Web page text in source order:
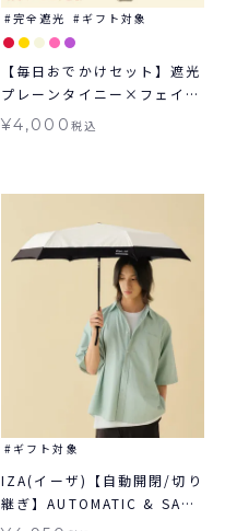
完全遮光 ギフト対象
【毎日おでかけセット】遮光
プレーンタイニー×フェイバ
リットカラー タイニーハン
¥4,000 税込
ギフト対象
IZA(イーザ)【自動開閉/切り
継ぎ】AUTOMATIC & SAFE
オートマティック＆セーフ